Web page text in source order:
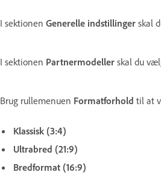
I sektionen Generelle indstillinger skal
I sektionen Partnermodeller skal du
Brug rullemenuen Formatforhold til at
Klassisk (3:4)
Ultrabred (21:9)
Bredformat (16:9)